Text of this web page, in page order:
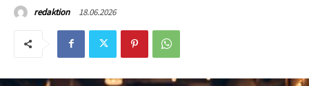
redaktion 18.06.2026